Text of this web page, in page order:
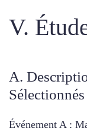
V.
A.
Sélectionnés
Événement A :